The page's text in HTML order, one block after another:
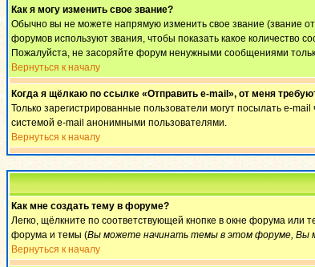
Как я могу изменить свое звание?
Обычно вы не можете напрямую изменить свое звание (звание
форумов используют звания, чтобы показать какое
Пожалуйста, не засоряйте форум ненужными сообщениями
Вернуться к началу
Когда я щёлкаю по ссылке «Отправить e-mail», от меня
Только зарегистрированные пользователи могут посылать e-
системой e-mail анонимными пользователями.
Вернуться к началу
Как мне создать тему в форуме?
Легко, щёлкните по соответствующей кнопке в окне форума
форума и темы (Вы можете начинать темы в этом форуме, Вы
Вернуться к началу